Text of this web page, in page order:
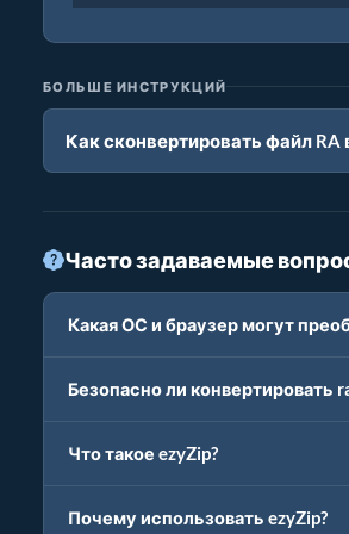
БОЛЬШЕ ИНСТРУКЦИЙ
Как сконвертировать файл RA
Часто задаваемые
Какая ОС и браузер могут
Безопасно ли конвертировать
Что такое ezyZip?
Почему использовать ezyZip?